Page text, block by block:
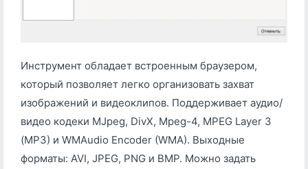
Инструмент обладает встроенным браузером,
который позволяет легко организовать захват
изображений и видеоклипов. Поддерживает аудио/
видео кодеки MJpeg, DivX, Mpeg-4, MPEG Layer 3
(MP3) и WMAudio Encoder (WMA). Выходные
форматы: AVI, JPEG, PNG и BMP. Можно задать